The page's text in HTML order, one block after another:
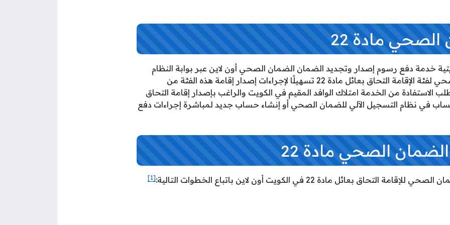
مادة 22
خدمة دفع رسوم إصدار وتجديد الضمان الضمان الصحي أون لاين عبر بوابة النظام
الآلي لتسجيل الضمان الصحي لفئة الإقامة التحاق بعائل مادة 22 تسهيلًا لإجراءات إصدار إقامة هذه الفئة من
الاستفادة من الخدمة امتلاك الوافد المقيم في الكويت والراغب بإصدار إقامة التحاق
في نظام التسجيل الآلي للضمان الصحي أو إنشاء حساب جديد لمباشرة إجراءات دفع
الصحي مادة 22
بعائل مادة 22 في الكويت أون لاين باتباع الخطوات التالية: [1]